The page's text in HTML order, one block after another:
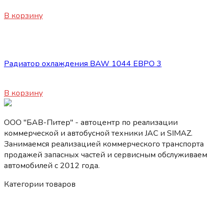
В корзину
Радиатор охлаждения BAW 1044 ЕВРО 3
В корзину
ООО "БАВ-Питер" - автоцентр по реализации
коммерческой и автобусной техники JAC и SIMAZ.
Занимаемся реализацией коммерческого транспорта
продажей запасных частей и сервисным обслуживаем
автомобилей c 2012 года.
Категории товаров